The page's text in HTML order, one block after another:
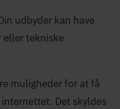
udbyder kan have
tekniske
muligheder for at få
Det skyldes